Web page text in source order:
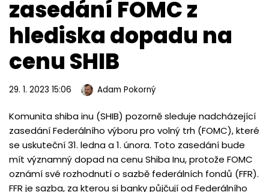
zasedání FOMC z
hlediska dopadu na
cenu SHIB
29. 1. 2023 15:06 Adam Pokorný
Komunita shiba inu (SHIB) pozorně sleduje nadcházející
zasedání Federálního výboru pro volný trh (FOMC), které
se uskuteční 31. ledna a 1. února. Toto zasedání bude
mít významný dopad na cenu Shiba Inu, protože FOMC
oznámí své rozhodnutí o sazbě federálních fondů (FFR).
FFR je sazba, za kterou si banky půjčují od Federálního